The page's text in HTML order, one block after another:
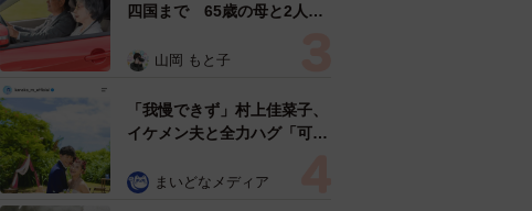
四国まで 65歳の母と2人で
憩まで分刻み… 「大学生で
山岡 もと子
「我慢できず」村上佳菜子、
イケメン夫と全力ハグ「可愛
まいどなメディア